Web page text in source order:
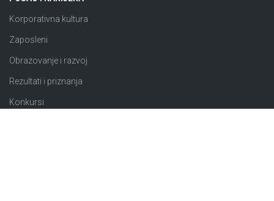
Korporativna kultura
Zaposleni
Obrazovanje i razvoj
Rezultati i priznanja
Konkursi